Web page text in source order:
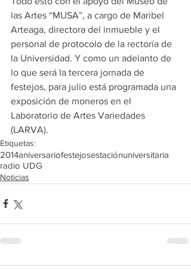
las Artes “MUSA”, a cargo de Maribel
Arteaga, directora del inmueble y el
personal de protocolo de la rectoría de
la Universidad. Y como un adelanto de
lo que será la tercera jornada de
festejos, para julio está programada una
exposición de moneros en el
Laboratorio de Artes Variedades
(LARVA).
Etiquetas:
2014aniversariofestejosestaciónuniversitaria
radio UDG
Noticias